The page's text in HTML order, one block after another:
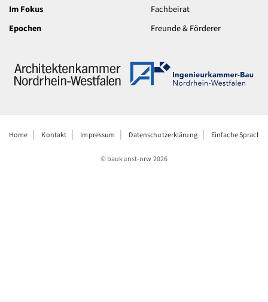
Im Fokus
Epochen
Fachbeirat
Freunde & Förderer
Home Kontakt Impressum Datenschutzerklärung Einfache Sprache
© baukunst-nrw2026